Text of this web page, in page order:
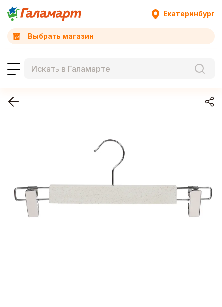
Екатеринбург
Выбрать магазин